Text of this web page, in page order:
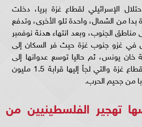
الإسرائيلي لقطاع غزة بريا، دخلت
بدا من الشمال، واحدة تلو الأخرى، وتدفع
مناطق الجنوب، وبعد انتهاء هدنة نوفمبر
في غزو جنوب غزة حيث فر السكان إلى
يونس، ثم حاليا توسع عدوانها إلى
مدينة رفح، آخر نقاط قطاع غزة والتي لجأ إليها قرابة 1.5 مليون
من جحيم الحرب.
تهجير الفلسطينيين من